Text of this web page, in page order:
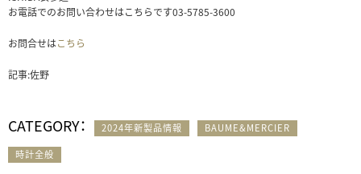
お電話でのお問い合わせはこちらです03-5785-3600
お問合せはこちら
記事:佐野
CATEGORY： 2024年新製品情報
BAUME&MERCIER
時計全般